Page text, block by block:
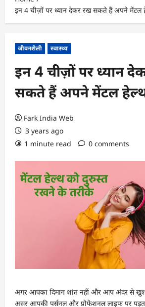
इन 4 चीज़ों पर ध्यान देकर रख सकते हैं अपने मेंटल
जीवनशैली स्वास्थ्य
इन 4 चीज़ों पर ध्यान
सकते हैं अपने मेंटल
Fark India Web
3 years ago
1 minute read
0 comments
अगर आपका दिमाग शांत नहीं और आप अंदर से खुश
असर आपकी पर्सनल और प्रोफेशनल लाइफ पर